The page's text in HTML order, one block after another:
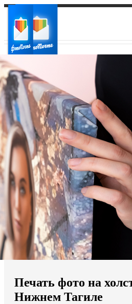
Ваш город:
Ваш регион доставки
Выберите из списка:
Мы доставляем по всему миру
Продолжить без города
Печать фото на
Нижнем Тагиле